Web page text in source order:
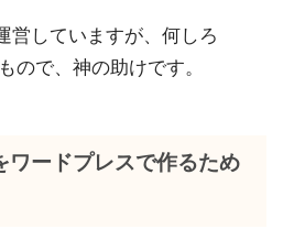
営していますが、何しろ
ので、神の助けです。
ワードプレスで作るため